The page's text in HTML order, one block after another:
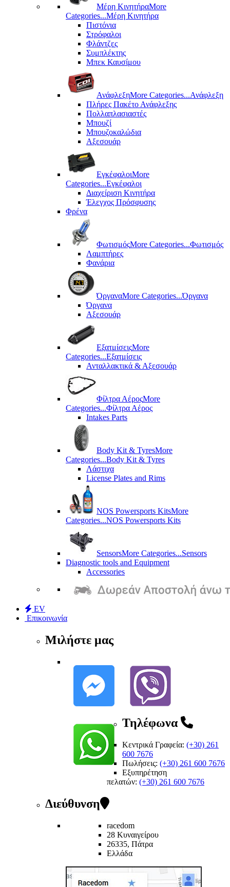
Μέρη KινητήραMore
Categories...Μέρη Kινητήρα
Πιστόνια
Στρόφαλοι
Φλάντζες
Συμπλέκτης
Μπεκ Καυσίμου
ΑνάφλεξηMore Categories...Ανάφλεξη
Πλήρες Πακέτο Ανάφλεξης
Πολλαπλασιαστές
Μπουζί
Μπουζοκαλώδια
Αξεσουάρ
ΕγκέφαλοιMore
Categories...Εγκέφαλοι
Διαχείριση Κινητήρα
Έλεγχος Πρόσφυσης
Φρένα
ΦωτισμόςMore Categories...Φωτισμός
Λαμπτήρες
Φανάρια
ΌργαναMore Categories...Όργανα
Όργανα
Αξεσουάρ
ΕξατμίσειςMore
Categories...Εξατμίσεις
Ανταλλακτικά & Αξεσουάρ
Φίλτρα ΑέροςMore
Categories...Φίλτρα Αέρος
Intakes Parts
Body Kit & TyresMore
Categories...Body Kit & Tyres
Λάστιχα
License Plates and Rims
NOS Powersports KitsMore
Categories...NOS Powersports Kits
SensorsMore Categories...Sensors
Diagnostic tools and Equipment
Accessories
EV
Επικοινωνία
Μιλήστε μας
Τηλέφωνα
Κεντρικά Γραφεία: (+30) 261
600 7676
Πωλήσεις: (+30) 261 600 7676
Εξυπηρέτηση
πελατών: (+30) 261 600 7676
Διεύθυνση
racedom
28 Κυναιγείρου
26335, Πάτρα
Ελλάδα